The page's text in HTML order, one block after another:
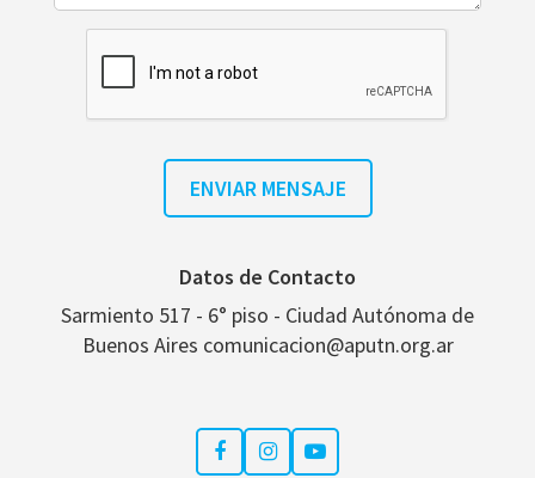
Datos de Contacto
Sarmiento 517 - 6° piso - Ciudad Autónoma de
Buenos Aires comunicacion@aputn.org.ar